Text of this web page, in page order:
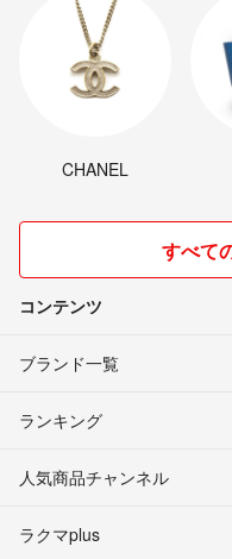
CHANEL
すべて
コンテンツ
ブランド一覧
ランキング
人気商品チャンネル
ラクマplus